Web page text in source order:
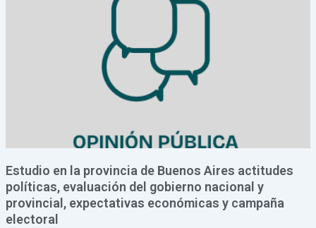
Estudio en la provincia de Buenos Aires actitudes
políticas, evaluación del gobierno nacional y
provincial, expectativas económicas y campaña
electoral